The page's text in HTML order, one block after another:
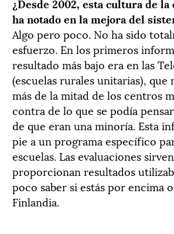
ha notado en la mejora del
Algo pero poco. No ha sido
esfuerzo. En los primeros
resultado más bajo era en las
(escuelas rurales unitarias), que
más de la mitad de los centros
contra de lo que se podía
de que eran una minoría. Esta
pie a un programa específico
escuelas. Las evaluaciones
proporcionan resultados
poco saber si estás por encima
Finlandia.